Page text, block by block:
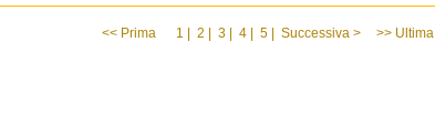
<< Prima 1 | 2 | 3 | 4 | 5 | Successiva > >> Ultima